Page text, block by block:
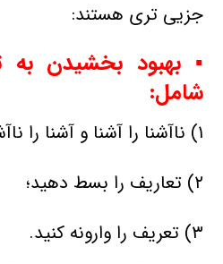
جزیی تری هستند:
▪ بهبود بخشیدن
شامل:
۱) ناآشنا را آشنا و آشنا را ناآشنا كنید؛
۲) تعاریف را بسط دهید؛
۳) تعریف را وارونه كنید.